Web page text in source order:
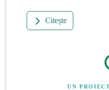
Citește
UN